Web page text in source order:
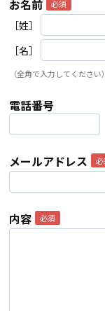
お名前
［姓］
［名］
（全角で入力してください）
電話番号
メールアドレス
内容